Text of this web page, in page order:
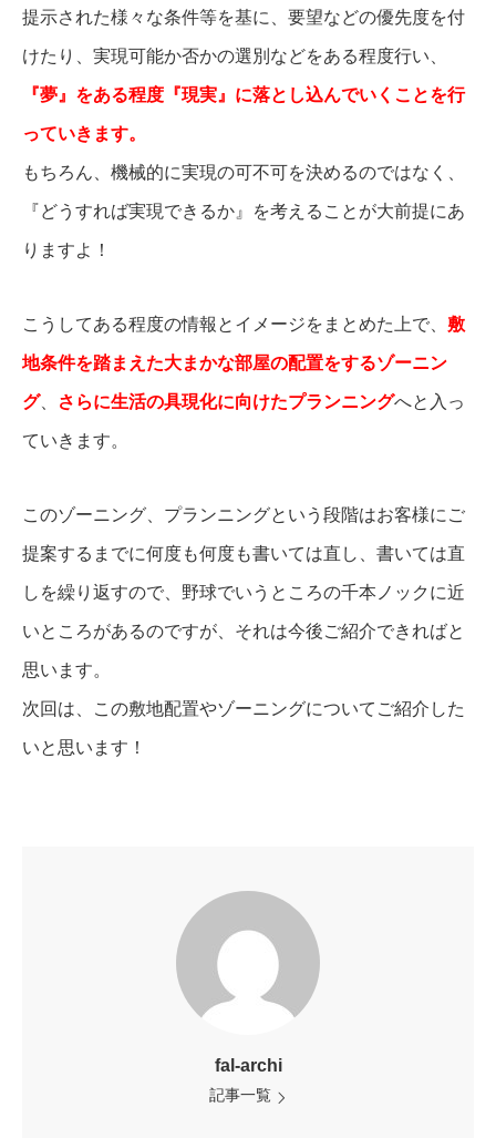
提示された様々な条件等を基に、要望などの優先度を付
けたり、実現可能か否かの選別などをある程度行い、
『夢』をある程度『現実』に落とし込んでいくことを行
っていきます。
もちろん、機械的に実現の可不可を決めるのではなく、
『どうすれば実現できるか』を考えることが大前提にあ
りますよ！
こうしてある程度の情報とイメージをまとめた上で、 敷
地条件を踏まえた大まかな部屋の配置をするゾーニン
グ、 さらに生活の具現化に向けたプランニングへと入っ
ていきます。
このゾーニング、プランニングという段階はお客様にご
提案するまでに何度も何度も書いては直し、書いては直
しを繰り返すので、野球でいうところの千本ノックに近
いところがあるのですが、それは今後ご紹介できればと
思います。
次回は、この敷地配置やゾーニングについてご紹介した
いと思います！
fal-archi
記事一覧